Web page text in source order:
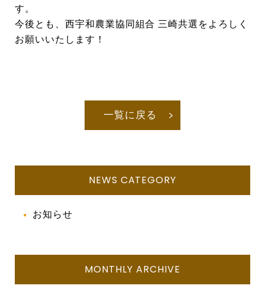
す。
今後とも、西宇和農業協同組合 三崎共選をよろしく
お願いいたします！
一覧に戻る
NEWS CATEGORY
お知らせ
MONTHLY ARCHIVE